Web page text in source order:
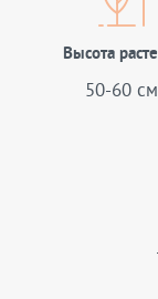
Высота
50-60 см.